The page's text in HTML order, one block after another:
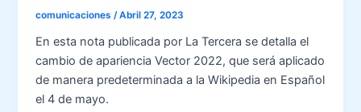
comunicaciones /Abril 27, 2023
En esta nota publicada por La Tercera se detalla el
cambio de apariencia Vector 2022, que será aplicado
de manera predeterminada a la Wikipedia en Español
el 4 de mayo.